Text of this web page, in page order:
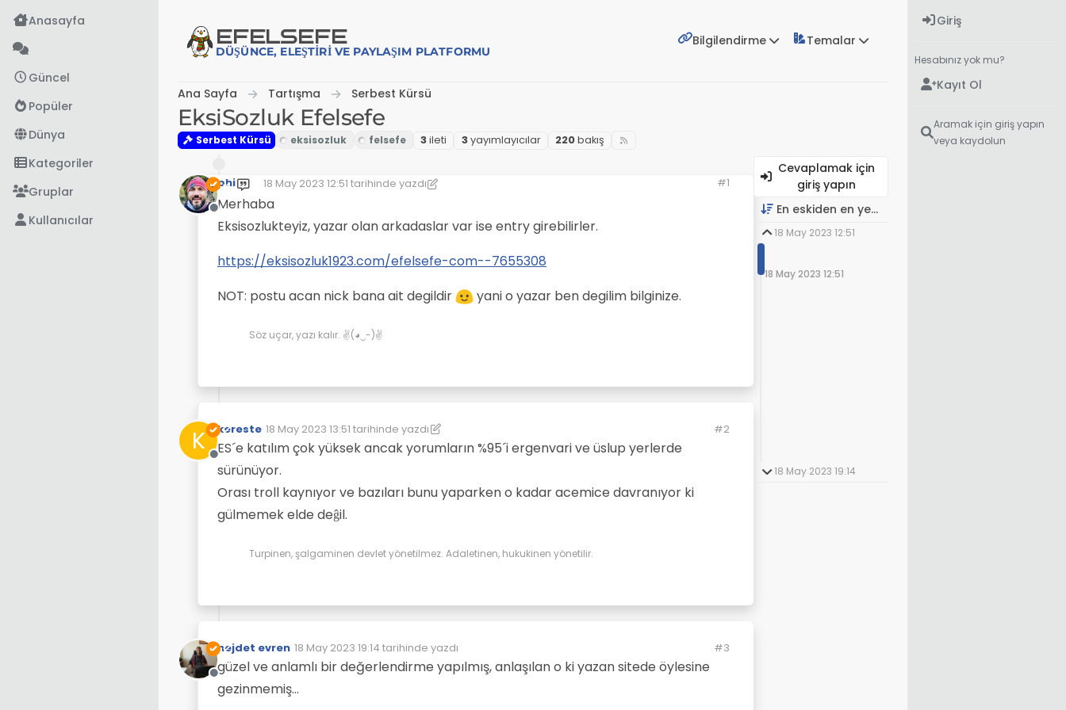
İçeriğe atla
Anasayfa
Güncel
Popüler
Dünya
Kategoriler
Gruplar
Kullanıcılar
EFELSEFE
DÜŞÜNCE, ELEŞTIRI VE PAYLAŞIM PLATFORMU
Bilgilendirme Temalar
Ana Sayfa Tartışma Serbest Kürsü
EksiSozluk Efelsefe
Serbest Kürsü 3i̇leti 3 yayımlayıcılar 220bakış
Çevrimdışı
phi 18 May 2023 12:51 tarihinde yazdı
Son düzenleyen: phi
#1
Merhaba
Eksisozlukteyiz, yazar olan arkadaslar var ise entry girebilirler.
https://eksisozluk1923.com/efelsefe-com--7655308
NOT: postu acan nick bana ait degildir
yani o yazar ben degilim bilginize.
Söz uçar, yazı kalır. ✌(◕‿-)✌
K
Çevrimdışı
kereste 18 May 2023 13:51 tarihinde yazdı
Son düzenleyen: kereste #2
ES´e katılım çok yüksek ancak yorumların %95´i ergenvari ve üslup yerlerde
sürünüyor.
Orası troll kaynıyor ve bazıları bunu yaparken o kadar acemice davranıyor ki
gülmemek elde deĝil.
Turpinen, şalgaminen devlet yönetilmez. Adaletinen, hukukinen yönetilir.
Çevrimdışı
nejdet evren 18 May 2023 19:14 tarihinde yazdı
Son düzenleyen: #3
güzel ve anlamlı bir değerlendirme yapılmış, anlaşılan o ki yazan sitede öylesine
gezinmemiş...
Cevaplamak için
giriş yapın
En eskiden en yeniye
18 May 2023 12:51
18 May 2023 12:51
18 May 2023 19:14
Giriş
Hesabınız yok mu?
Kayıt Ol
Aramak için giriş yapın
veya kaydolun